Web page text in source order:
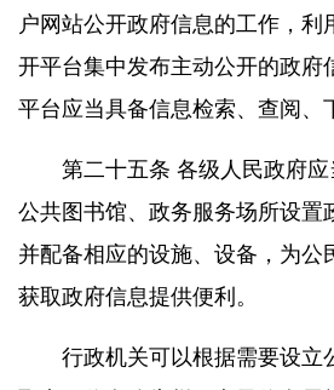
户网站公开政府信息的工作，利
开平台集中发布主动公开的政府
平台应当具备信息检索、查阅、
第二十五条 各级人民政府应
公共图书馆、政务服务场所设置
并配备相应的设施、设备，为公
获取政府信息提供便利。
行政机关可以根据需要设立